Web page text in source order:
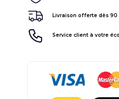
Livraison offerte dès 90
Service client à votre